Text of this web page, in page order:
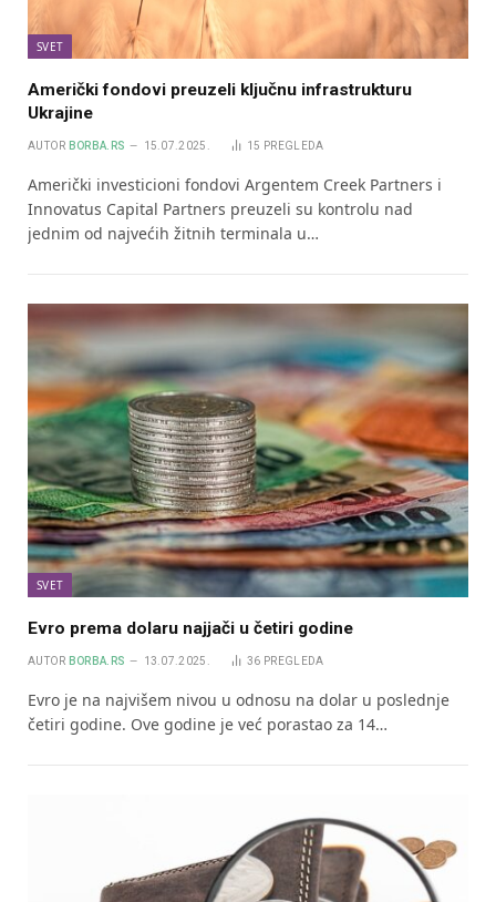
SVET
Američki fondovi preuzeli ključnu infrastrukturu
Ukrajine
AUTOR BORBA.RS 15.07.2025. 15 PREGLEDA
Američki investicioni fondovi Argentem Creek Partners i
Innovatus Capital Partners preuzeli su kontrolu nad
jednim od najvećih žitnih terminala u…
SVET
Evro prema dolaru najjači u četiri godine
AUTOR BORBA.RS 13.07.2025. 36 PREGLEDA
Evro je na najvišem nivou u odnosu na dolar u poslednje
četiri godine. Ove godine je već porastao za 14…